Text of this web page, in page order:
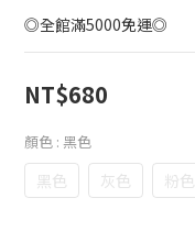
◎全館滿5000免運◎
NT$680
顏色 : 黑色
黑色 灰色 粉色